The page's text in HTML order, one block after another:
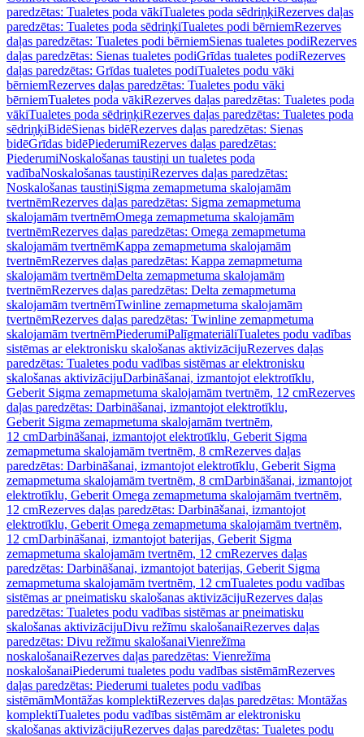
paredzētas: Tualetes poda vākiTualetes poda sēdriņķiRezerves daļas
paredzētas: Tualetes poda sēdriņķiTualetes podi bērniemRezerves
daļas paredzētas: Tualetes podi bērniemSienas tualetes podiRezerves
daļas paredzētas: Sienas tualetes podiGrīdas tualetes podiRezerves
daļas paredzētas: Grīdas tualetes podiTualetes podu vāki
bērniemRezerves daļas paredzētas: Tualetes podu vāki
bērniemTualetes poda vākiRezerves daļas paredzētas: Tualetes poda
vākiTualetes poda sēdriņķiRezerves daļas paredzētas: Tualetes poda
sēdriņķiBidēSienas bidēRezerves daļas paredzētas: Sienas
bidēGrīdas bidēPiederumiRezerves daļas paredzētas:
PiederumiNoskalošanas taustiņi un tualetes poda
vadībaNoskalošanas taustiņiRezerves daļas paredzētas:
Noskalošanas taustiņiSigma zemapmetuma skalojamām
tvertnēmRezerves daļas paredzētas: Sigma zemapmetuma
skalojamām tvertnēmOmega zemapmetuma skalojamām
tvertnēmRezerves daļas paredzētas: Omega zemapmetuma
skalojamām tvertnēmKappa zemapmetuma skalojamām
tvertnēmRezerves daļas paredzētas: Kappa zemapmetuma
skalojamām tvertnēmDelta zemapmetuma skalojamām
tvertnēmRezerves daļas paredzētas: Delta zemapmetuma
skalojamām tvertnēmTwinline zemapmetuma skalojamām
tvertnēmRezerves daļas paredzētas: Twinline zemapmetuma
skalojamām tvertnēmPiederumiPalīgmateriāliTualetes podu vadības
sistēmas ar elektronisku skalošanas aktivizācijuRezerves daļas
paredzētas: Tualetes podu vadības sistēmas ar elektronisku
skalošanas aktivizācijuDarbināšanai, izmantojot elektrotīklu,
Geberit Sigma zemapmetuma skalojamām tvertnēm, 12 cmRezerves
daļas paredzētas: Darbināšanai, izmantojot elektrotīklu,
Geberit Sigma zemapmetuma skalojamām tvertnēm,
12 cmDarbināšanai, izmantojot elektrotīklu, Geberit Sigma
zemapmetuma skalojamām tvertnēm, 8 cmRezerves daļas
paredzētas: Darbināšanai, izmantojot elektrotīklu, Geberit Sigma
zemapmetuma skalojamām tvertnēm, 8 cmDarbināšanai, izmantojot
elektrotīklu, Geberit Omega zemapmetuma skalojamām tvertnēm,
12 cmRezerves daļas paredzētas: Darbināšanai, izmantojot
elektrotīklu, Geberit Omega zemapmetuma skalojamām tvertnēm,
12 cmDarbināšanai, izmantojot baterijas, Geberit Sigma
zemapmetuma skalojamām tvertnēm, 12 cmRezerves daļas
paredzētas: Darbināšanai, izmantojot baterijas, Geberit Sigma
zemapmetuma skalojamām tvertnēm, 12 cmTualetes podu vadības
sistēmas ar pneimatisku skalošanas aktivizācijuRezerves daļas
paredzētas: Tualetes podu vadības sistēmas ar pneimatisku
skalošanas aktivizācijuDivu režīmu skalošanaiRezerves daļas
paredzētas: Divu režīmu skalošanaiVienrežīma
noskalošanaiRezerves daļas paredzētas: Vienrežīma
noskalošanaiPiederumi tualetes podu vadības sistēmāmRezerves
daļas paredzētas: Piederumi tualetes podu vadības
sistēmāmMontāžas komplektiRezerves daļas paredzētas: Montāžas
komplektiTualetes podu vadības sistēmām ar elektronisku
skalošanas aktivizācijuRezerves daļas paredzētas: Tualetes podu